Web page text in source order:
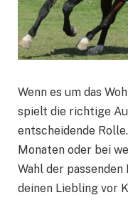
Wenn es um das
spielt die richtige
entscheidende
Monaten oder bei
Wahl der
deinen Liebling vor